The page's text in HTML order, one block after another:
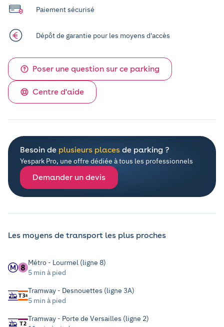
Paiement sécurisé
Dépôt de garantie pour les moyens d'accès
Poser une question sur ce parking
Centre d'aide
Besoin de plusieurs places de parking ?
Yespark Pro, une offre dédiée à tous les professionnels
Demander un devis
Les moyens de transport les plus proches
Métro - Lourmel (ligne 8)
5 min à pied
Tramway - Desnouettes (ligne 3A)
5 min à pied
Tramway - Porte de Versailles (ligne 2)